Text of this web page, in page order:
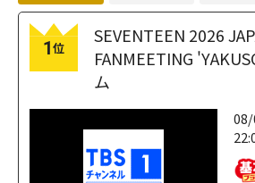
1位
SEVENTEEN 2026
FANMEETING
ム